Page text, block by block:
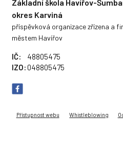
Základní škola Havířov-
okres Karviná
příspěvková organizace zřízena a
městem Havířov
IČ:
48805475
IZO:048805475
Přístupnost webu Whistleblowing